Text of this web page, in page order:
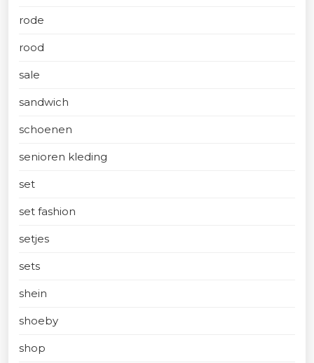
rode
rood
sale
sandwich
schoenen
senioren kleding
set
set fashion
setjes
sets
shein
shoeby
shop